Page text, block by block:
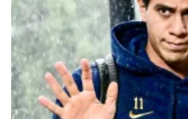
FÓRMULA 1
BOXEO
LIGA MX